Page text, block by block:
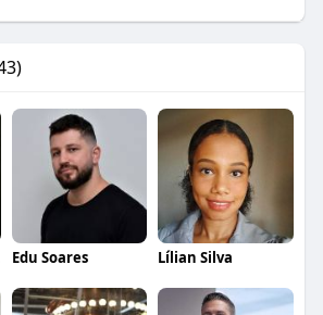
Edu Soares Lílian Silva